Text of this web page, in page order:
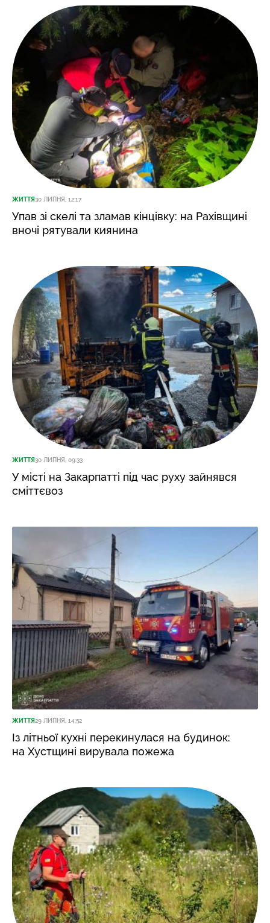
ЖИТТЯ30 ЛИПНЯ, 12:17
Упав зі скелі та зламав кінцівку: на Рахівщині
вночі рятували киянина
ЖИТТЯ30 ЛИПНЯ, 09:33
У місті на Закарпатті під час руху зайнявся
сміттєвоз
ЖИТТЯ29 ЛИПНЯ, 14:52
Із літньої кухні перекинулася на будинок:
на Хустщині вирувала пожежа